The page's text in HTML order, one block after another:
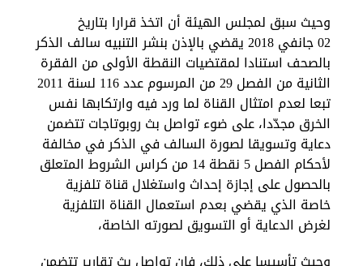
وحيث سبق لمجلس الهيئة أن اتخذ قرارا بتاريخ
02 جانفي 2018 يقضي بالإذن بنشر التنبيه سالف الذكر
بالصحف استنادا لمقتضيات النقطة الأولى من الفقرة
الثانية من الفصل 29 من المرسوم عدد 116 لسنة 2011
تبعا لعدم امتثال القناة لما ورد فيه وارتكابها نفس
الخرق مجدّدا، على ضوء تواصل بث روبوتاجات تتضمن
دعاية وتسويقا لصورة السالف في الذكر في مخالفة
لأحكام الفصل 5 نقطة 14 من كراس الشروط المتعلق
بالحصول على إجازة إحداث واستغلال قناة تلفزية
خاصة الذي يقضي بعدم استعمال القناة التلفزية
لغرض الدعاية أو التسويق لصورته الخاصة،